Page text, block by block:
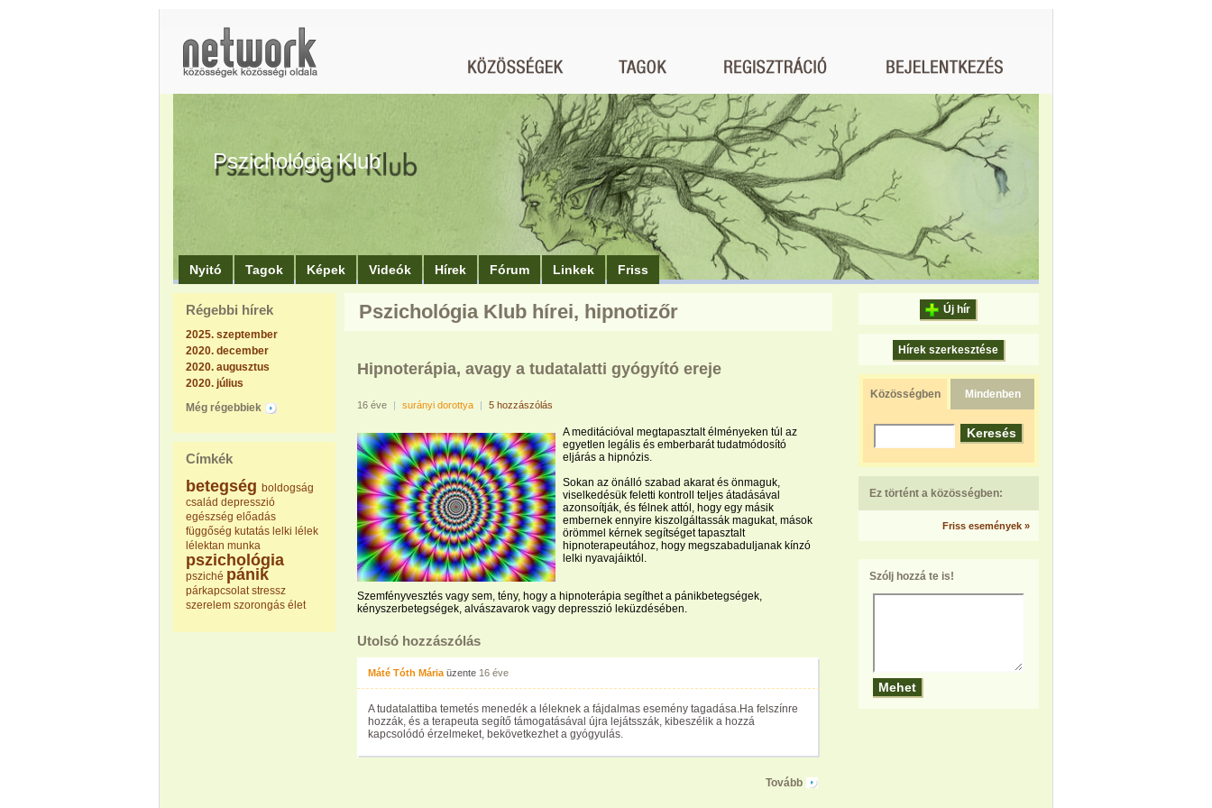
Pszichológia Klub
Nyitó Tagok Képek Videók Hírek Fórum Linkek Friss
Régebbi hírek
2025. szeptember
2020. december
2020. augusztus
2020. július
Még régebbiek
Címkék
betegség boldogság
család depresszió
egészség előadás
függőség kutatás lelki lélek
lélektan munka
pszichológia
psziché pánik
párkapcsolat stressz
szerelem szorongás élet
Pszichológia Klub hírei, hipnotizőr
Hipnoterápia, avagy a tudatalatti gyógyító ereje
16 éve | surányi dorottya | 5 hozzászólás
A meditációval megtapasztalt élményeken túl az
egyetlen legális és emberbarát tudatmódosító
eljárás a hipnózis.
Sokan az önálló szabad akarat és önmaguk,
viselkedésük feletti kontroll teljes átadásával
azonsoítják, és félnek attól, hogy egy másik
embernek ennyire kiszolgáltassák magukat, mások
örömmel kérnek segítséget tapasztalt
hipnoterapeutához, hogy megszabaduljanak kínzó
lelki nyavajáiktól.
Szemfényvesztés vagy sem, tény, hogy a hipnoterápia segíthet a pánikbetegségek,
kényszerbetegségek, alvászavarok vagy depresszió leküzdésében.
Utolsó hozzászólás
Máté Tóth Mária üzente 16 éve
A tudatalattiba temetés menedék a léleknek a fájdalmas esemény tagadása.Ha felszínre
hozzák, és a terapeuta segítő támogatásával újra lejátsszák, kibeszélik a hozzá
kapcsolódó érzelmeket, bekövetkezhet a gyógyulás.
Tovább
Új hír
Hírek szerkesztése
Közösségben Mindenben
Ez történt a közösségben:
Friss események »
Szólj hozzá te is!